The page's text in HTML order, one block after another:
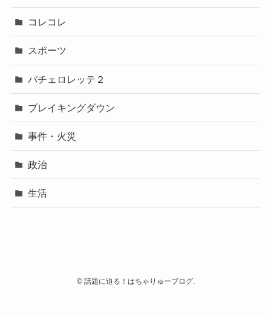
コレコレ
スポーツ
バチェロレッテ２
ブレイキングダウン
事件・火災
政治
生活
©話題に迫る！はちゃりゅーブログ.